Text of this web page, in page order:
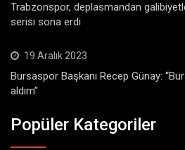
Trabzonspor, deplasmandan
serisi sona erdi
19 Aralık 2023
Bursaspor Başkanı Recep Günay:
aldım”
Popüler Kategoriler